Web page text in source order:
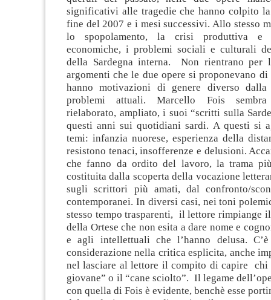
significativi alle tragedie che hanno colpito
fine del 2007 e i mesi successivi. Allo stesso
lo spopolamento, la crisi produttiva e
economiche, i problemi sociali e culturali
della Sardegna interna. Non rientrano
argomenti che le due opere si proponevano di
hanno motivazioni di genere diverso dalla
problemi attuali. Marcello Fois
rielaborato, ampliato, i suoi “scritti sulla
questi anni sui quotidiani sardi. A questi si
temi: infanzia nuorese, esperienza della
resistono tenaci, insofferenze e delusioni.
che fanno da ordito del lavoro, la trama
costituita dalla scoperta della vocazione
sugli scrittori più amati, dal confronto/
contemporanei. In diversi casi, nei toni
stesso tempo trasparenti, il lettore rimpiange
della Ortese che non esita a dare nome e
e agli intellettuali che l’hanno delusa.
considerazione nella critica esplicita, anche
nel lasciare al lettore il compito di capire chi
giovane” o il “cane sciolto”. Il legame
con quella di Fois è evidente, benchè esse